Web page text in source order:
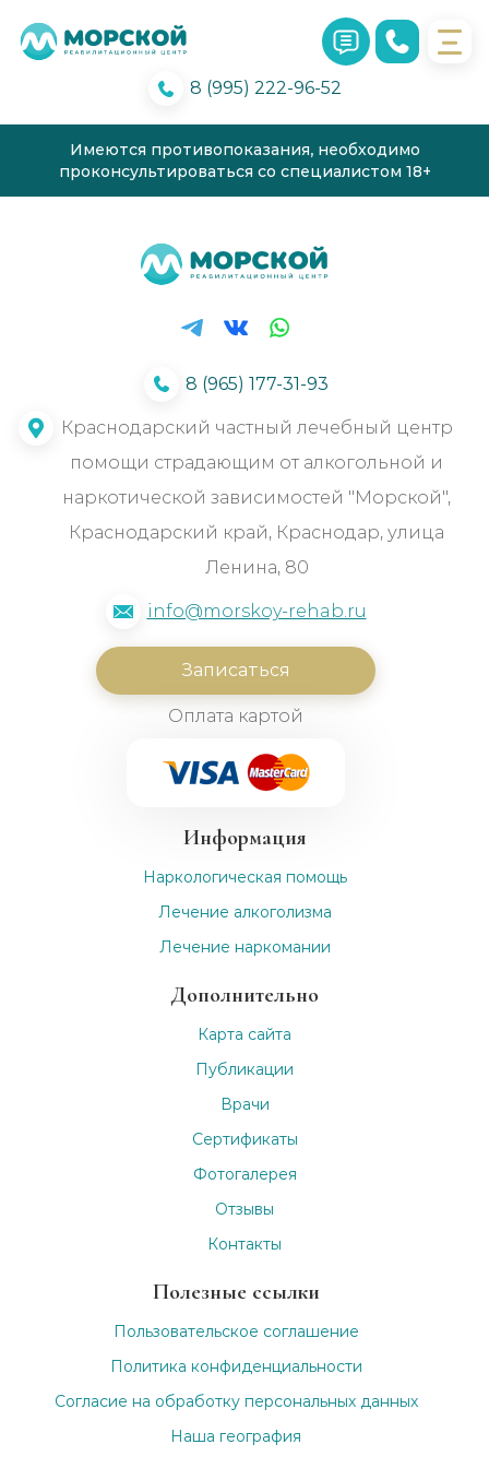
8 (995) 222-96-52
Имеются противопоказания, необходимо
проконсультироваться со специалистом 18+
8 (965) 177-31-93
Краснодарский частный лечебный центр
помощи страдающим от алкогольной и
наркотической зависимостей "Морской",
Краснодарский край, Краснодар, улица
Ленина, 80
info@morskoy-rehab.ru
Записаться
Оплата картой
Информация
Наркологическая помощь
Лечение алкоголизма
Лечение наркомании
Дополнительно
Карта сайта
Публикации
Врачи
Сертификаты
Фотогалерея
Отзывы
Контакты
Полезные ссылки
Пользовательское соглашение
Политика конфиденциальности
Согласие на обработку персональных данных
Наша география